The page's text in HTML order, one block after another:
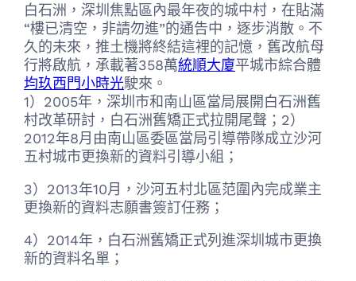
白石洲，深圳焦點區內最年夜的城中村，在貼滿
“樓已清空，非請勿進”的通告中，逐步消散。不
久的未來，推土機將終結這裡的記憶，舊改航母
行將啟航，承載著358萬統順大廈平城市綜合體
均玖西門小時光駛來。
1）2005年，深圳市和南山區當局展開白石洲舊
村改革研討，白石洲舊矯正式拉開尾聲；2）
2012年8月由南山區委區當局引導帶隊成立沙河
五村城市更換新的資料引導小組；
3）2013年10月，沙河五村北區范圍內完成業主
更換新的資料志願書簽訂任務；
4）2014年，白石洲舊矯正式列進深圳城市更換
新的資料名單；